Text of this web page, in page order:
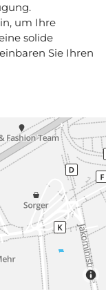
um Ihre
solide
Sie Ihren